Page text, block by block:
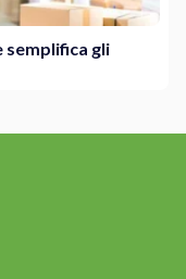
semplifica gli